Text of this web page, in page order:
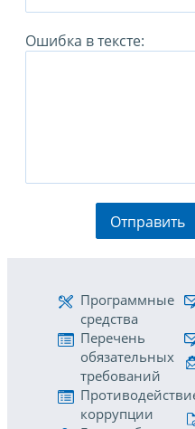
Ошибка в тексте:
Отправить
Программные
средства
Перечень
обязательных
требований
коррупции